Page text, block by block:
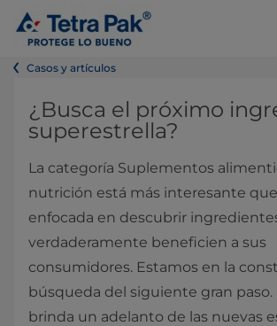
Casos y artículos
¿Busca el próximo
superestrella?
La categoría Suplementos
nutrición está más interesante
enfocada en descubrir
verdaderamente beneficien a sus
consumidores. Estamos en la
búsqueda del siguiente gran paso.
brinda un adelanto de las nuevas